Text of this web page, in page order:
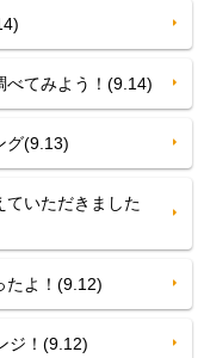
てみよう！(9.14)
(9.13)
ていただきました
よ！(9.12)
！(9.12)